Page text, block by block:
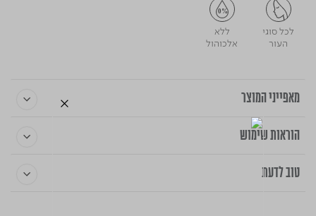
לכל סוגי
העור
ללא
אלכוהול
מאפייני המוצר
הוראות שימוש
טוב לדעת